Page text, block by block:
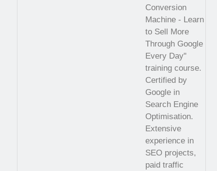
Conversion
Machine - Learn
to Sell More
Through Google
Every Day"
training course.
Certified by
Google in
Search Engine
Optimisation.
Extensive
experience in
SEO projects,
paid traffic